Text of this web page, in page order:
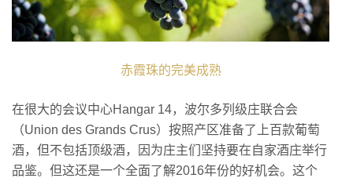
赤霞珠的完美成熟
在很大的会议中心Hangar 14，波尔多列级庄联合会
（Union des Grands Crus）按照产区准备了上百款葡萄
酒，但不包括顶级酒，因为庄主们坚持要在自家酒庄举行
品鉴。但这还是一个全面了解2016年份的好机会。这个